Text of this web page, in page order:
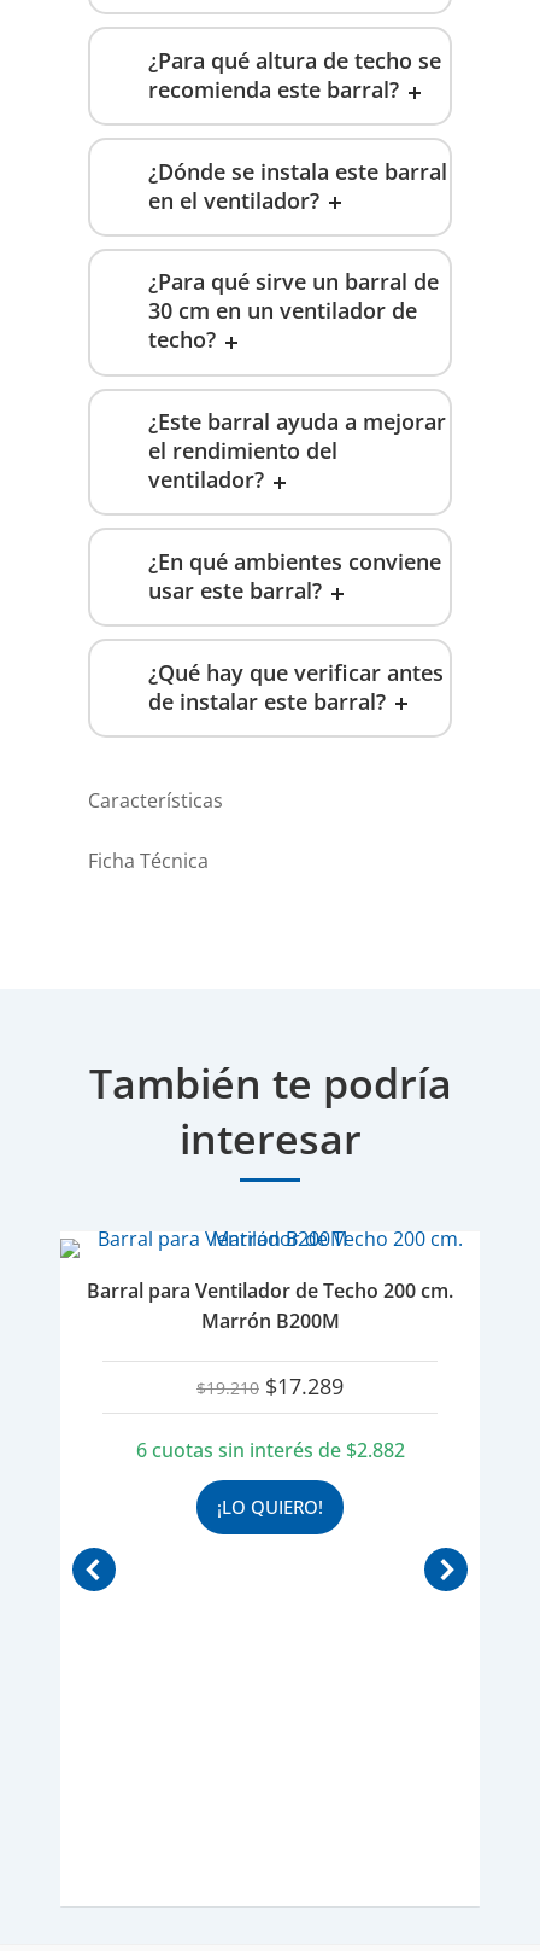
¿Para qué altura de techo se
recomienda este barral?
¿Dónde se instala este barral
en el ventilador?
¿Para qué sirve un barral de
30 cm en un ventilador de
techo?
¿Este barral ayuda a mejorar
el rendimiento del
ventilador?
¿En qué ambientes conviene
usar este barral?
¿Qué hay que verificar antes
de instalar este barral?
Características
Ficha Técnica
También te podría
interesar
Barral para Ventilador de Techo 200 cm.
Marrón B200M
$19.210 El
precio
era:
$19.210.
$17.289El
precio
es:
6 cuotas sin interés de $2.882
¡LO QUIERO!